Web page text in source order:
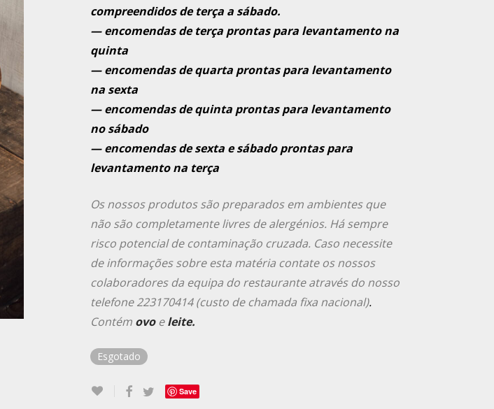
compreendidos de terça a sábado.
— encomendas de terça prontas para levantamento na
quinta
— encomendas de quarta prontas para levantamento
na sexta
— encomendas de quinta prontas para levantamento
no sábado
— encomendas de sexta e sábado prontas para
levantamento na terça
Os nossos produtos são preparados em ambientes que
não são completamente livres de alergénios. Há sempre
risco potencial de contaminação cruzada. Caso necessite
de informações sobre esta matéria contate os nossos
colaboradores da equipa do restaurante através do nosso
telefone 223170414 (custo de chamada fixa nacional).
Contém ovoeleite.
Esgotado
Save